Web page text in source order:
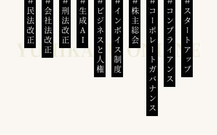
民法改正 会社法改正 刑法改正 生成AI ビジネスと人権インボイス制度 株主総会 コーポレートガバナンスコンプライアンススタートアップ